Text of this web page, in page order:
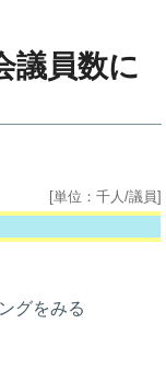
議員数に
[単位：千人/議員]
グをみる